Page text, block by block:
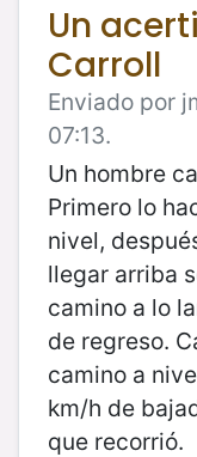
Un
Carroll
Enviado por
07:13.
Un hombre
Primero lo
nivel,
llegar arriba
camino a lo
de regreso.
camino a
km/h de
que recorrió.